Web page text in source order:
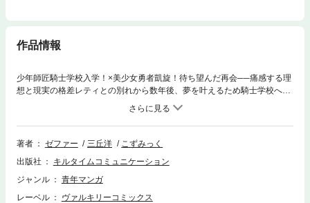
作品情報
少年師匠騎士学校入学！×美少女勇者凱旋！待ち望んだ再会──痛感する理
想と現実の格差レティとの別れから数年後、夢を叶えるため騎士学校へと
入学した青年ウィン・バード。しかし、貴族の子息ジェイドからの不興を
買ったため、不利な条件で試験に臨まされるなど厳しい現実に打ちのめさ
れていく。そんなある日、魔王討伐を成し遂げた《勇者》が帝都へと凱旋
し──。【収録話】第6話～第11話
著者 ゼファー 三丘洋
こずみっく
出版社
キルタイムコミュニケーション
ジャンル
青年マンガ
レーベル
ヴァルキリーコミックス